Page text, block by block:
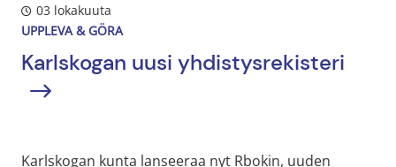
03 lokakuuta
UPPLEVA & GÖRA
Karlskogan uusi yhdistysrekisteri
Karlskogan kunta lanseeraa nyt Rbokin, uuden